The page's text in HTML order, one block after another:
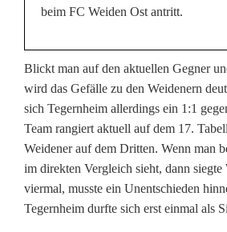
d
e
n
r
i
c
beim FC Weiden Ost antritt.
Blickt man auf den aktuellen Gegner
wird das Gefälle zu den Weidenern
sich Tegernheim allerdings ein 1:1
Team rangiert aktuell auf dem 17.
Weidener auf dem Dritten. Wenn man
im direkten Vergleich sieht, dann siegte
viermal, musste ein Unentschieden
Tegernheim durfte sich erst einmal als